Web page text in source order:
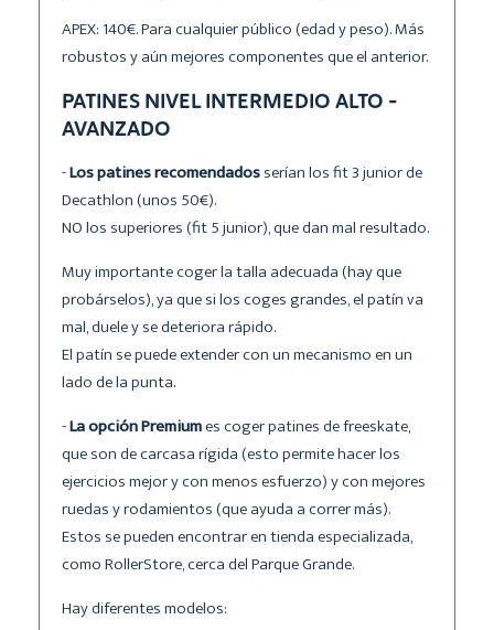
APEX: 140€. Para cualquier público (edad y peso). Más
robustos y aún mejores componentes que el anterior.
PATINES NIVEL INTERMEDIO ALTO -
AVANZADO
-Los patines recomendadosserían los fit 3 junior de
Decathlon (unos 50€).
NO los superiores (fit 5 junior), que dan mal resultado.
Muy importante coger la talla adecuada (hay que
probárselos), ya que si los coges grandes, el patín va
mal, duele y se deteriora rápido.
El patín se puede extender con un mecanismo en un
lado de la punta.
-La opción Premiumes coger patines de freeskate,
que son de carcasa rígida (esto permite hacer los
ejercicios mejor y con menos esfuerzo) y con mejores
ruedas y rodamientos (que ayuda a correr más).
Estos se pueden encontrar en tienda especializada,
como RollerStore, cerca del Parque Grande.
Hay diferentes modelos: